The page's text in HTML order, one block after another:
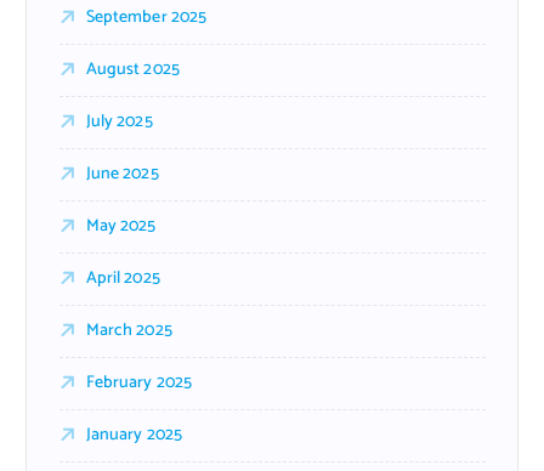
September 2025
August 2025
July 2025
June 2025
May 2025
April 2025
March 2025
February 2025
January 2025